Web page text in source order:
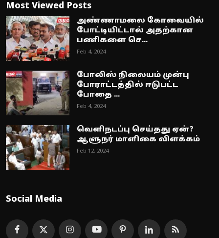
Most Viewed Posts
அண்ணாமலை கோவையில்
போட்டியிட்டால் அதற்கான
பணிகளை செ...
Feb 4, 2024
போலிஸ் நிலையம் முன்பு
போராட்டத்தில் ஈடுபட்ட
போதை ...
Feb 4, 2024
வெளிநடப்பு செய்தது ஏன்?
ஆளுநர் மாளிகை விளக்கம்
Feb 12, 2024
Social Media